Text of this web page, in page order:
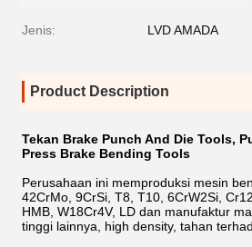
Jenis: LVD AMADA
Product Description
Tekan Brake Punch And Die Tools,
Press Brake Bending Tools
Perusahaan ini memproduksi mesin
42CrMo, 9CrSi, T8, T10, 6CrW2Si,
HMB, W18Cr4V, LD dan manufaktur
tinggi lainnya, high density, tahan